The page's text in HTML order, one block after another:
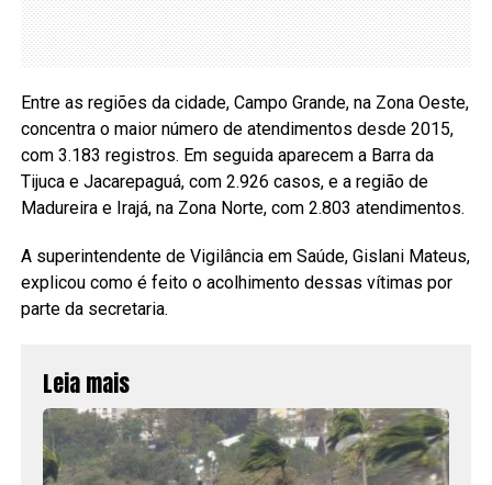
Entre as regiões da cidade, Campo Grande, na Zona Oeste,
concentra o maior número de atendimentos desde 2015,
com 3.183 registros. Em seguida aparecem a Barra da
Tijuca e Jacarepaguá, com 2.926 casos, e a região de
Madureira e Irajá, na Zona Norte, com 2.803 atendimentos.
A superintendente de Vigilância em Saúde, Gislani Mateus,
explicou como é feito o acolhimento dessas vítimas por
parte da secretaria.
Leia mais